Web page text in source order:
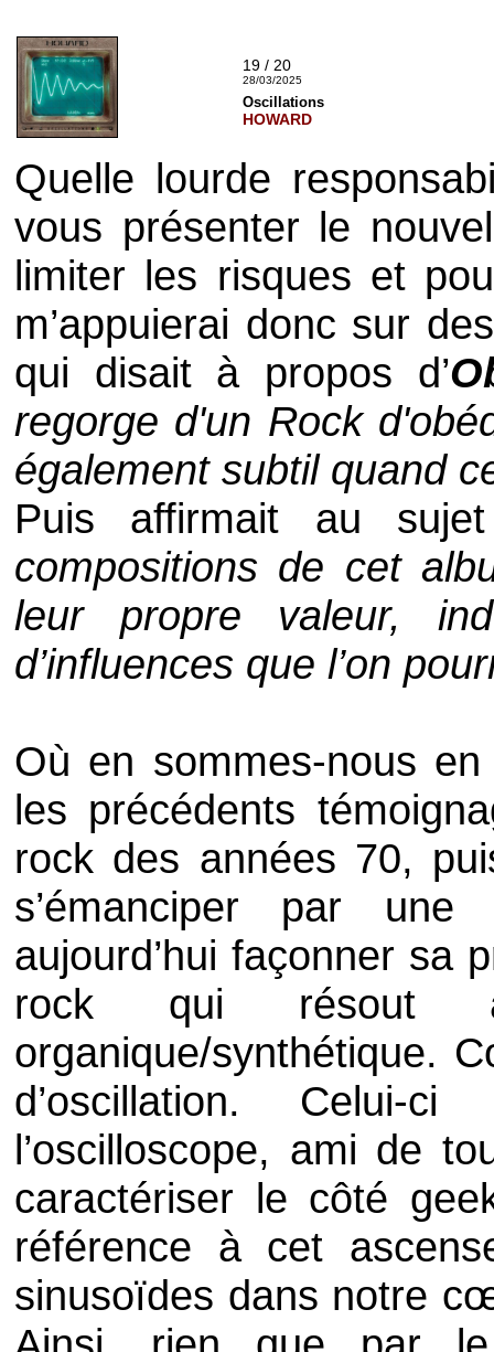
19 / 20
28/03/2025
Oscillations
HOWARD
Quelle lourde
vous présenter le
limiter les risques et
m’appuierai donc sur
qui disait à propos d’
regorge d'un Rock
également subtil quand
Puis affirmait au
compositions de cet
leur propre valeur,
d’influences que l’on
Où en sommes-nous
les précédents
rock des années 70,
s’émanciper par une
aujourd’hui façonner sa
rock qui résout
organique/synthétique.
d’oscillation.
l’oscilloscope, ami de
caractériser le côté
référence à cet
sinusoïdes dans notre